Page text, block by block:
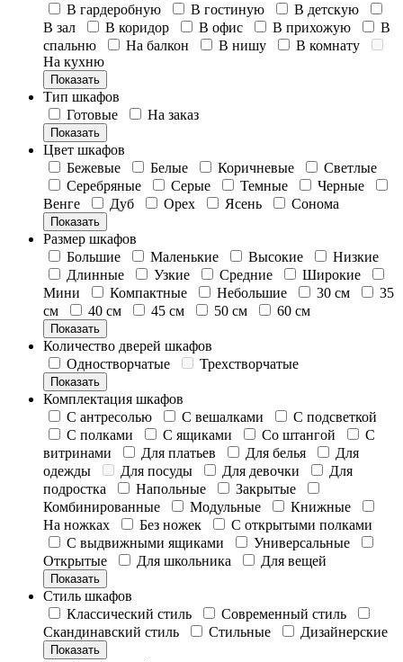
В гардеробную
В гостиную
В детскую
В зал
В коридор В офис В прихожую
В
спальню
На балкон В нишу
В комнату
На кухню
Показать
Тип шкафов
Готовые
На заказ
Показать
Цвет шкафов
Бежевые
Белые Коричневые
Светлые
Серебряные
Серые Темные
Черные
Венге
Дуб Орех Ясень Сонома
Показать
Размер шкафов
Большие
Маленькие Высокие
Низкие
Длинные
Узкие Средние
Широкие
Мини
Компактные Небольшие 30 см
35
см
40 см 45 см 50 см 60 см
Показать
Количество дверей шкафов
Одностворчатые
Трехстворчатые
Показать
Комплектация шкафов
С антресолью
С вешалками
С подсветкой
С полками
С ящиками Со штангой
С
витринами
Для платьев Для белья
Для
одежды
Для посуды Для девочки
Для
подростка
Напольные
Закрытые
Комбинированные
Модульные
Книжные
На ножках
Без ножек
С открытыми полками
С выдвижными ящиками
Универсальные
Открытые
Для школьника Для вещей
Показать
Стиль шкафов
Классический стиль
Современный стиль
Скандинавский стиль
Стильные Дизайнерские
Показать